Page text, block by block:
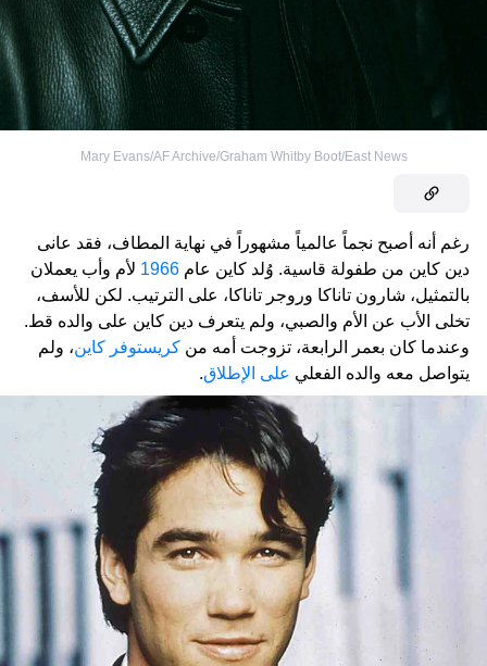
Mary Evans/AF Archive/Graham Whitby Boot/East News
رغم أنه أصبح نجماً عالمياً مشهوراً في نهاية المطاف، فقد عانى
دين كاين من طفولة قاسية. وُلد كاين عام 1966 لأم وأب يعملان
بالتمثيل، شارون تاناكا وروجر تاناكا، على الترتيب. لكن للأسف،
تخلى الأب عن الأم والصبي، ولم يتعرف دين كاين على والده قط.
وعندما كان بعمر الرابعة، تزوجت أمه من كريستوفر كاين، ولم
يتواصل معه والده الفعلي على الإطلاق.